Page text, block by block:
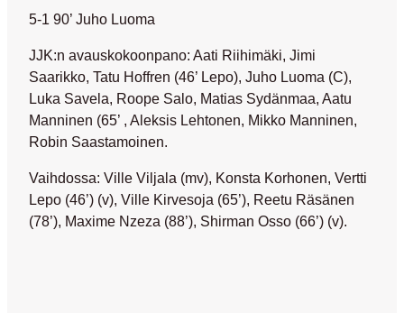
5-1 90’ Juho Luoma
JJK:n avauskokoonpano: Aati Riihimäki, Jimi
Saarikko, Tatu Hoffren (46’ Lepo), Juho Luoma (C),
Luka Savela, Roope Salo, Matias Sydänmaa, Aatu
Manninen (65’ , Aleksis Lehtonen, Mikko Manninen,
Robin Saastamoinen.
Vaihdossa: Ville Viljala (mv), Konsta Korhonen, Vertti
Lepo (46’) (v), Ville Kirvesoja (65’), Reetu Räsänen
(78’), Maxime Nzeza (88’), Shirman Osso (66’) (v).